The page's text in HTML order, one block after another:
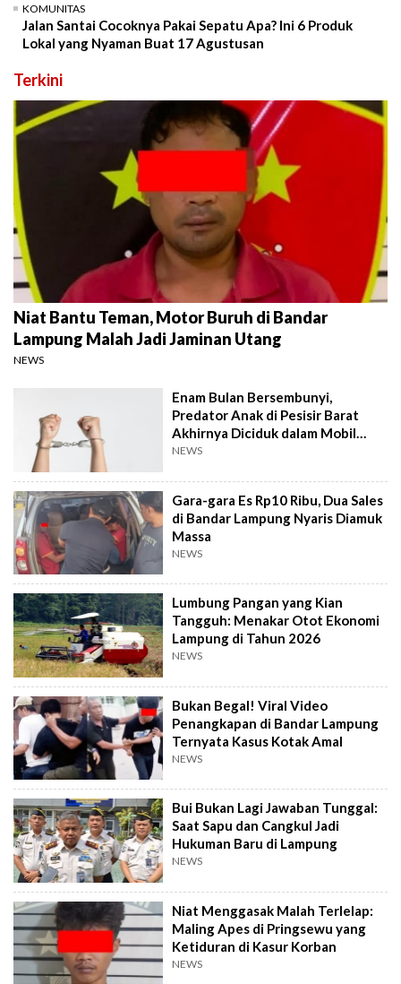
KOMUNITAS
Jalan Santai Cocoknya Pakai Sepatu Apa? Ini 6 Produk
Lokal yang Nyaman Buat 17 Agustusan
Terkini
Niat Bantu Teman, Motor Buruh di Bandar
Lampung Malah Jadi Jaminan Utang
NEWS
Enam Bulan Bersembunyi,
Predator Anak di Pesisir Barat
Akhirnya Diciduk dalam Mobil
Travel
NEWS
Gara-gara Es Rp10 Ribu, Dua Sales
di Bandar Lampung Nyaris Diamuk
Massa
NEWS
Lumbung Pangan yang Kian
Tangguh: Menakar Otot Ekonomi
Lampung di Tahun 2026
NEWS
Bukan Begal! Viral Video
Penangkapan di Bandar Lampung
Ternyata Kasus Kotak Amal
NEWS
Bui Bukan Lagi Jawaban Tunggal:
Saat Sapu dan Cangkul Jadi
Hukuman Baru di Lampung
NEWS
Niat Menggasak Malah Terlelap:
Maling Apes di Pringsewu yang
Ketiduran di Kasur Korban
NEWS